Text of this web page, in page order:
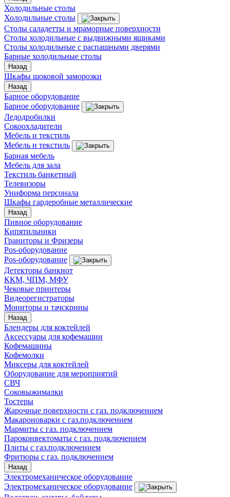
Холодильные столы
Холодильные столы
Столы саладетты и мраморные поверхности
Столы холодильные с выдвижными ящиками
Столы холодильные с распашными дверями
Барные холодильные столы
Назад
Шкафы шоковой заморозки
Назад
Барное оборудование
Барное оборудование
Ледодробилки
Сокоохладители
Мебель и текстиль
Мебель и текстиль
Барная мебель
Мебель для зала
Текстиль банкетный
Телевизоры
Униформа персонала
Шкафы гардеробные металлические
Назад
Пивное оборудование
Кипятильники
Граниторы и Фризеры
Pos-оборудование
Pos-оборудование
Детекторы банкнот
ККМ, ЧПМ, МФУ
Чековые принтеры
Видеорегистраторы
Мониторы и тачскрины
Назад
Блендеры для коктейлей
Аксессуары для кофемашин
Кофемашины
Кофемолки
Миксеры для коктейлей
Оборудование для мероприятий
СВЧ
Соковыжималки
Тостеры
Жарочные поверхности с газ. подключением
Макароноварки с газ.подключением
Мармиты с газ. подключением
Пароконвектоматы с газ. подключением
Плиты с газ.подключением
Фритюры с газ. подключением
Назад
Электромеханическое оборудование
Электромеханическое оборудование